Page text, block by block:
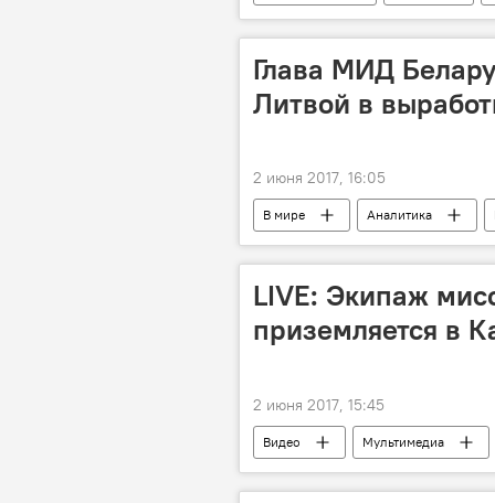
Необлагаемый налогами минимум
Глава МИД
Литвой в
2 июня 2017, 16:05
В мире Аналитика
Министерство иностранных дел
LIVE: Экипаж
приземляется в
2 июня 2017, 15:45
Видео Мультимедиа